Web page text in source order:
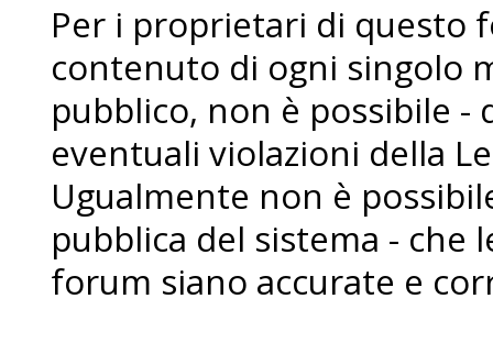
Per i proprietari di questo
contenuto di ogni singolo
pubblico, non è possibile
eventuali violazioni della
Ugualmente non è
pubblica del sistema -
forum siano accurate e